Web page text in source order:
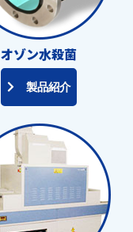
オゾン水殺菌
製品紹介